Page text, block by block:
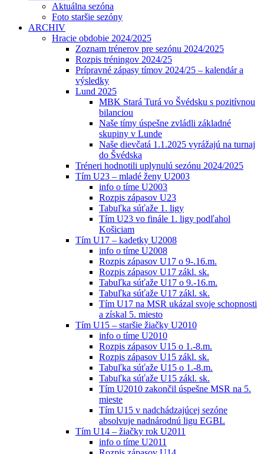
Aktuálna sezóna
Foto staršie sezóny
ARCHIV
Hracie obdobie 2024/2025
Zoznam trénerov pre sezónu 2024/2025
Rozpis tréningov 2024/25
Prípravné zápasy tímov 2024/25 – kalendár a
výsledky
Lund 2025
MBK Stará Turá vo Švédsku s pozitívnou
bilanciou
Naše tímy úspešne zvládli základné
skupiny v Lunde
Naše dievčatá 1.1.2025 vyrážajú na turnaj
do Švédska
Tréneri hodnotili uplynulú sezónu 2024/2025
Tím U23 – mladé ženy U2003
info o tíme U2003
Rozpis zápasov U23
Tabuľka súťaže 1. ligy
Tím U23 vo finále 1. ligy podľahol
Košiciam
Tím U17 – kadetky U2008
info o tíme U2008
Rozpis zápasov U17 o 9-.16.m.
Rozpis zápasov U17 zákl. sk.
Tabuľka súťaže U17 o 9.-16.m.
Tabuľka súťaže U17 zákl. sk.
Tím U17 na MSR ukázal svoje schopnosti
a získal 5. miesto
Tím U15 – staršie žiačky U2010
info o tíme U2010
Rozpis zápasov U15 o 1.-8.m.
Rozpis zápasov U15 zákl. sk.
Tabuľka súťaže U15 o 1.-8.m.
Tabuľka súťaže U15 zákl. sk.
Tím U2010 zakončil úspešne MSR na 5.
mieste
Tím U15 v nadchádzajúcej sezóne
absolvuje nadnárodnú ligu EGBL
Tím U14 – žiačky rok U2011
info o tíme U2011